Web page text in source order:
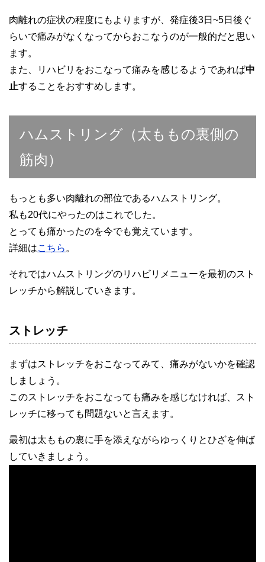
肉離れの症状の程度にもよりますが、発症後3日~5日後ぐ
らいで痛みがなくなってからおこなうのが一般的だと思い
ます。
また、リハビリをおこなって痛みを感じるようであれば中
止することをおすすめします。
ハムストリング（太ももの裏側の
筋肉）
もっとも多い肉離れの部位であるハムストリング。
私も20代にやったのはこれでした。
とっても痛かったのを今でも覚えています。
詳細はこちら。
それではハムストリングのリハビリメニューを最初のスト
レッチから解説していきます。
ストレッチ
まずはストレッチをおこなってみて、痛みがないかを確認
しましょう。
このストレッチをおこなっても痛みを感じなければ、スト
レッチに移っても問題ないと言えます。
最初は太ももの裏に手を添えながらゆっくりとひざを伸ば
していきましょう。